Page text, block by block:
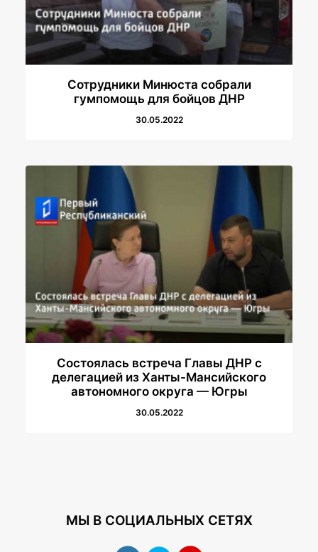
Сотрудники Минюста собрали
гумпомощь для бойцов ДНР
30.05.2022
Состоялась встреча Главы ДНР с
делегацией из Ханты-Мансийского
автономного округа — Югры
30.05.2022
МЫ В СОЦИАЛЬНЫХ СЕТЯХ